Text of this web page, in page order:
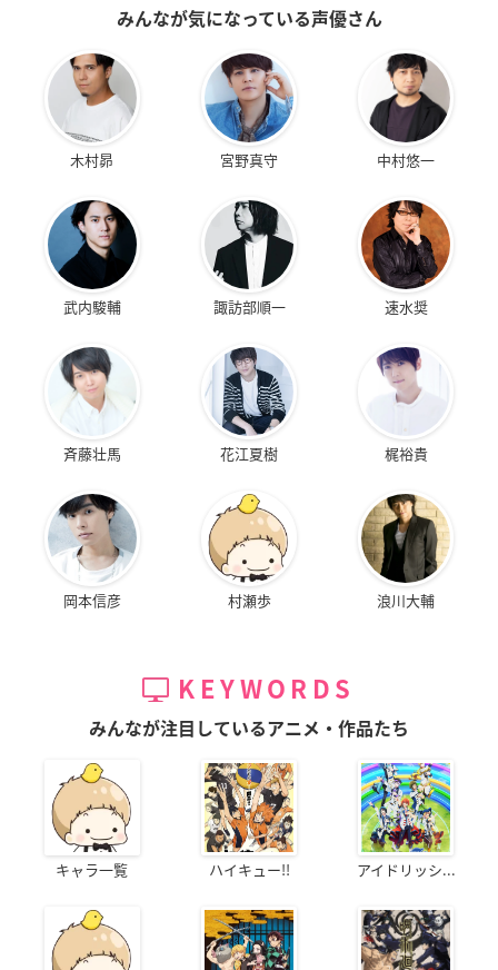
みんなが気になっている声優さん
木村昴 宮野真守 中村悠一
武内駿輔 諏訪部順一 速水奨
斉藤壮馬 花江夏樹 梶裕貴
岡本信彦 村瀬歩 浪川大輔
KEYWORDS
みんなが注目しているアニメ・作品たち
キャラ一覧 ハイキュー!! アイドリッシ...